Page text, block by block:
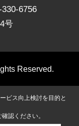
330-6756
号
Reserved.
ビス向上検討を目的と
確認ください。